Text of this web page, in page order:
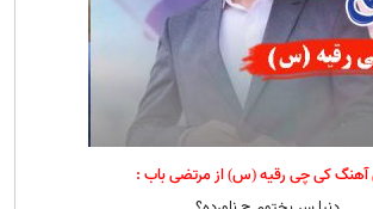
کی چی رقیه (س) از مرتضی باب :